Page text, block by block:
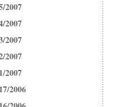
2007
2007
2007
2007
2007
2006